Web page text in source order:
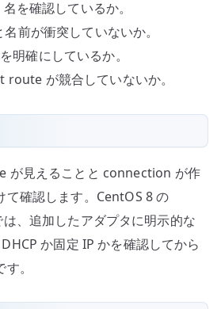
を確認しているか。
前が衝突していないか。
明確にしているか。
が競合していないか。
が見えることと connection が作
て確認します。CentOS 8 の
、追加したアダプタに明示的な
か固定 IP かを確認してから
。